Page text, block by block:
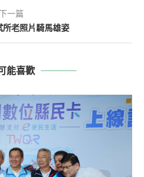
一篇
所老照片騎馬雄姿
能喜歡